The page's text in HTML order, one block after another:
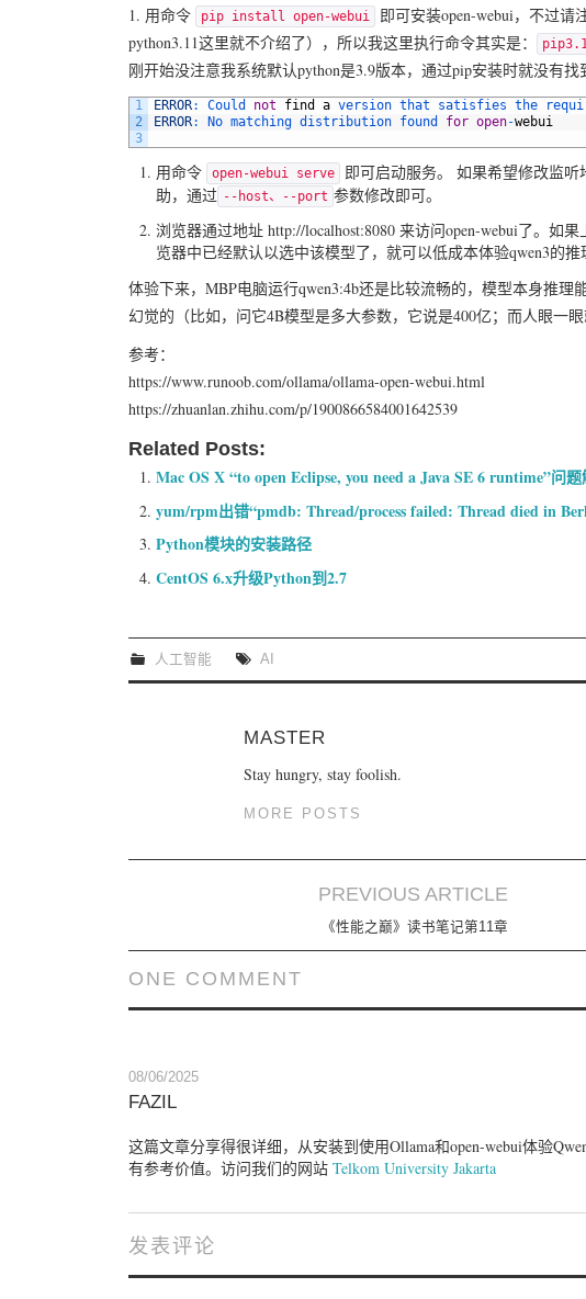
1. 用命令
pip install open-webui
即可安装open-webui，不过请
python3.11这里就不介绍了），所以我这里执行命令其实是：
刚开始没注意我系统默认python是3.9版本，通过pip安装时就没有找
1
2
3
ERROR: Could not find a version that satisfies the
ERROR: No matching distribution found for open-webui
用命令 open-webui serve 即可启动服务。 如果希望修改监听
助，通过 --host、--port 参数修改即可。
浏览器通过地址 http://localhost:8080 来访问open-webui了。如
览器中已经默认以选中该模型了，就可以低成本体验qwen3的推
体验下来，MBP电脑运行qwen3:4b还是比较流畅的，模型本身推
幻觉的（比如，问它4B模型是多大参数，它说是400亿；而人眼一眼
参考：
https://www.runoob.com/ollama/ollama-open-webui.html
https://zhuanlan.zhihu.com/p/1900866584001642539
Related Posts:
Mac OS X “to open Eclipse, you need a Java SE 6 runtime”问
yum/rpm出错“pmdb: Thread/process failed: Thread died in
Python模块的安装路径
CentOS 6.x升级Python到2.7
人工智能 AI
MASTER
Stay hungry, stay foolish.
MORE POSTS
PREVIOUS ARTICLE
《性能之巅》读书笔记第11章
ONE COMMENT
08/06/2025
FAZIL
这篇文章分享得很详细，从安装到使用Ollama和open-webui体验
有参考价值。访问我们的网站 Telkom University Jakarta
发表评论